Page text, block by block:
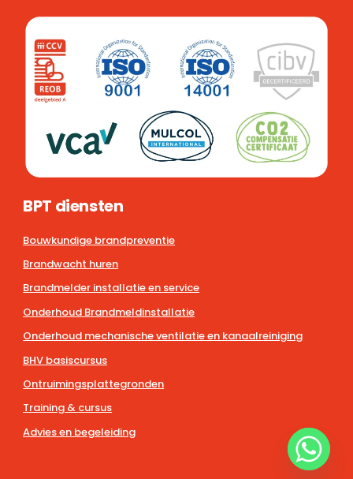
BPT diensten
Bouwkundige brandpreventie
Brandwacht huren
Brandmelder installatie en service
Onderhoud Brandmeldinstallatie
Onderhoud mechanische ventilatie en kanaalreiniging
BHV basiscursus
Ontruimingsplattegronden
Training & cursus
Advies en begeleiding